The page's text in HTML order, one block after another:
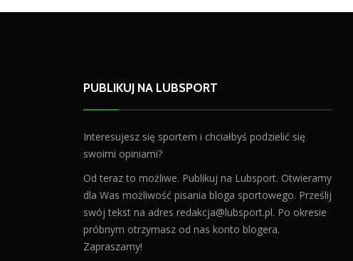
PUBLIKUJ NA LUBSPORT
Interesujesz się sportem i chciałbyś podzielić się
swoimi opiniami?
Od teraz to możliwe. Publikuj na Lubsport. Otwieramy
dla Was możliwość pisania bloga sportowego. Prześlij
swój tekst na adres redakcja@lubsport.pl. Po okresie
próbnym otrzymasz od nas konto blogera.
Zapraszamy!